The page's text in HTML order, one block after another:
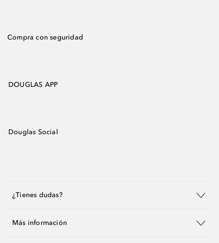
Compra con seguridad
DOUGLAS APP
Douglas Social
¿Tienes dudas?
Más información